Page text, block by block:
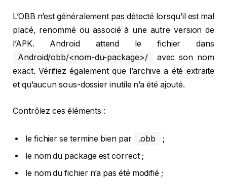
L’OBB n’est généralement pas détecté lorsqu’il est mal
placé, renommé ou associé à une autre version de
l’APK. Android attend le fichier dans
Android/obb/<nom-du-package>/
avec son nom
exact. Vérifiez également que l’archive a été extraite
et qu’aucun sous-dossier inutile n’a été ajouté.
Contrôlez ces éléments :
le fichier se termine bien par .obb
;
le nom du package est correct ;
le nom du fichier n’a pas été modifié ;